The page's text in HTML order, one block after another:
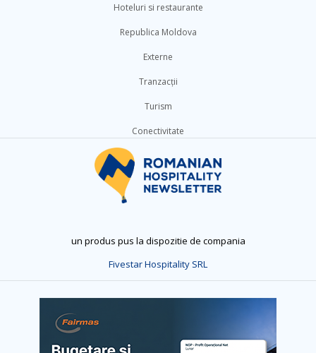
Hoteluri si restaurante
Republica Moldova
Externe
Tranzacții
Turism
Conectivitate
un produs pus la dispozitie de compania
Fivestar Hospitality SRL